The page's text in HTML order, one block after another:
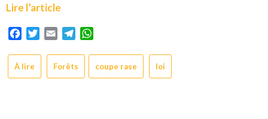
Lire l’article
Facebook
Twitter
Email Telegram
À lire Forêts coupe rase loi